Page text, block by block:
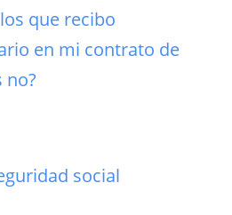
que recibo
en mi contrato de
no?
social